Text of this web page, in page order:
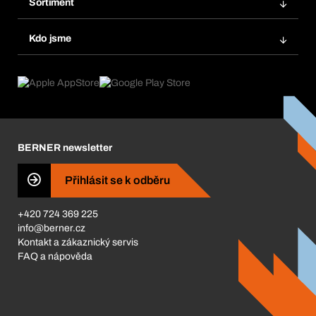
Opakované objednávky
Automatické objednávky
Chemická databáze
eProcurement
Produktový poradce
Sortiment
Kdo jsme
Co nás pohání
BERNER Obchod
ISO Certifikáty
Business Conduct
BERNER newsletter
Přihlásit se k odběru
+420 724 369 225
info@berner.cz
Kontakt a zákaznický servis
FAQ a nápověda